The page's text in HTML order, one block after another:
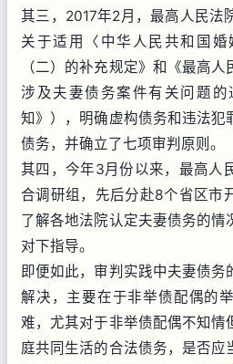
其三，2017年2月，最高人民法
关于适用〈中华人民共和国
（二）的补充规定》和《最高
涉及夫妻债务案件有关问题
知》），明确虚构债务和违法犯
债务，并确立了七项审判原则。
其四，今年3月份以来，最高人
合调研组，先后分赴8个省区市
了解各地法院认定夫妻债务的情
对下指导。
即便如此，审判实践中夫妻债务
解决，主要在于非举债配偶的
难，尤其对于非举债配偶不知情
庭共同生活的合法债务，是否应